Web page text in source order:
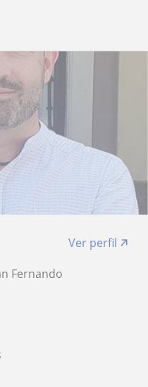
Ver perfil
Fernando